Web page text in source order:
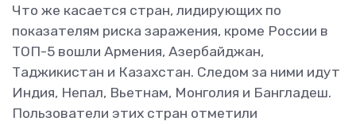
Что же касается стран, лидирующих по
показателям риска заражения, кроме России в
ТОП-5 вошли Армения, Азербайджан,
Таджикистан и Казахстан. Следом за ними идут
Индия, Непал, Вьетнам, Монголия и Бангладеш.
Пользователи этих стран отметили